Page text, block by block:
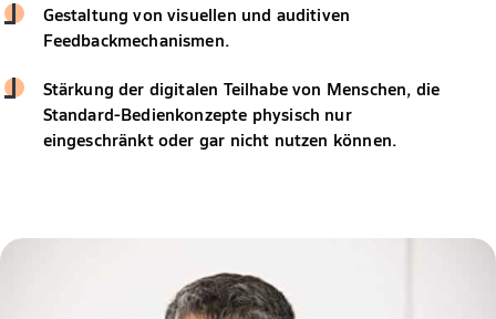
Gestaltung von visuellen und auditiven
Feedbackmechanismen.
Stärkung der digitalen Teilhabe von Menschen, die
Standard-Bedienkonzepte physisch nur
eingeschränkt oder gar nicht nutzen können.